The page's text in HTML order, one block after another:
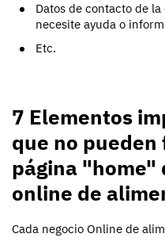
Datos de contacto de
necesite ayuda o
Etc.
7 Elementos
que no
página "home"
online de
Cada negocio Online de